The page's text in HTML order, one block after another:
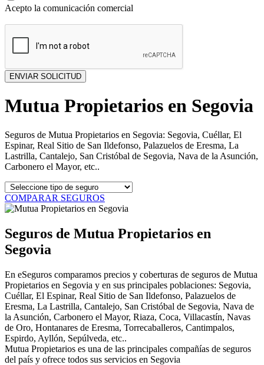
Acepto la comunicación comercial
Mutua Propietarios en Segovia
Seguros de Mutua Propietarios en Segovia: Segovia, Cuéllar, El
Espinar, Real Sitio de San Ildefonso, Palazuelos de Eresma, La
Lastrilla, Cantalejo, San Cristóbal de Segovia, Nava de la Asunción,
Carbonero el Mayor, etc..
COMPARAR SEGUROS
Seguros de Mutua Propietarios en
Segovia
En eSeguros comparamos precios y coberturas de seguros de Mutua
Propietarios en Segovia y en sus principales poblaciones: Segovia,
Cuéllar, El Espinar, Real Sitio de San Ildefonso, Palazuelos de
Eresma, La Lastrilla, Cantalejo, San Cristóbal de Segovia, Nava de
la Asunción, Carbonero el Mayor, Riaza, Coca, Villacastín, Navas
de Oro, Hontanares de Eresma, Torrecaballeros, Cantimpalos,
Espirdo, Ayllón, Sepúlveda, etc..
Mutua Propietarios es una de las principales compañías de seguros
del país y ofrece todos sus servicios en Segovia